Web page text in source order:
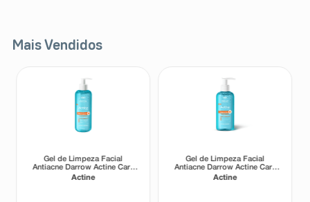
Mais Vendidos
Gel de Limpeza Facial
Antiacne Darrow Actine Care
Alta Tolerância 400g
Actine
Gel de Limpeza Facial
Antiacne Darrow Actine Care
Alta Tolerância 140g
Actine